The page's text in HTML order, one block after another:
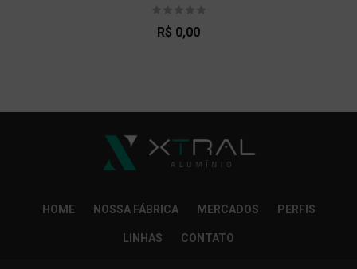
R$ 0,00
HOME NOSSA FÁBRICA MERCADOS PERFIS
LINHAS CONTATO